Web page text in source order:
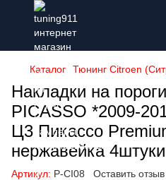
Каталог Тюнинг Citroen
Накладки на
PICASSO *2009-
Ц3 Пикассо
нержавейка 4штуки
Артикул: P-CI08 Оставить отзыв